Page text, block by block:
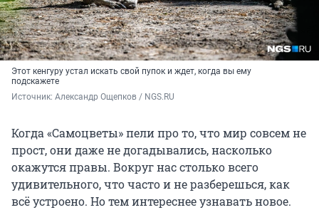
Этот кенгуру устал искать свой пупок и ждет, когда вы ему
подскажете
Источник: Александр Ощепков / NGS.RU
Когда«Самоцветы»пели про то, что мир совсем не
прост, они даже не догадывались, насколько
окажутся правы. Вокруг нас столько всего
удивительного, что часто и не разберешься, как
всё устроено. Но тем интереснее узнавать новое.